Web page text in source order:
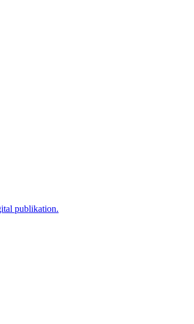
publikation.